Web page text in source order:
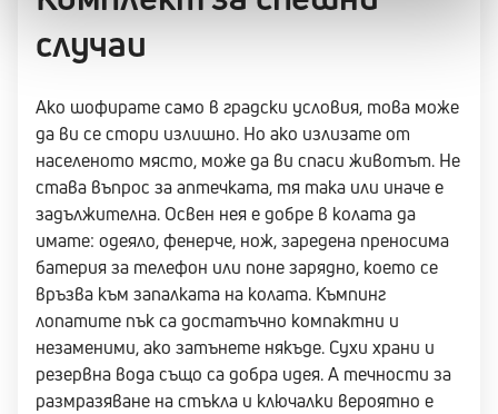
случаи
Ако шофирате само в градски условия, това може
да ви се стори излишно. Но ако излизате от
населеното място, може да ви спаси животът. Не
става въпрос за аптечката, тя така или иначе е
задължителна. Освен нея е добре в колата да
имате: одеяло, фенерче, нож, заредена преносима
батерия за телефон или поне зарядно, което се
връзва към запалката на колата. Къмпинг
лопатите пък са достатъчно компактни и
незаменими, ако затънете някъде. Сухи храни и
резервна вода също са добра идея. А течности за
размразяване на стъкла и ключалки вероятно е